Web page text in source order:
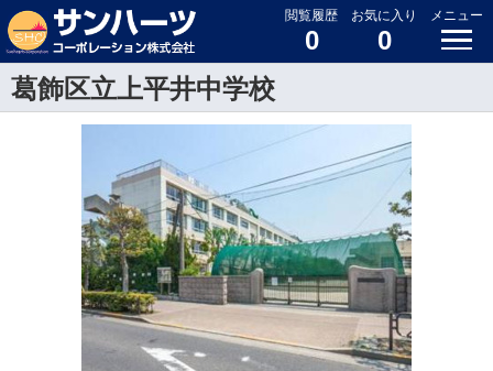
閲覧履歴
0
お気に入り
0
メニュー
葛飾区立上平井中学校